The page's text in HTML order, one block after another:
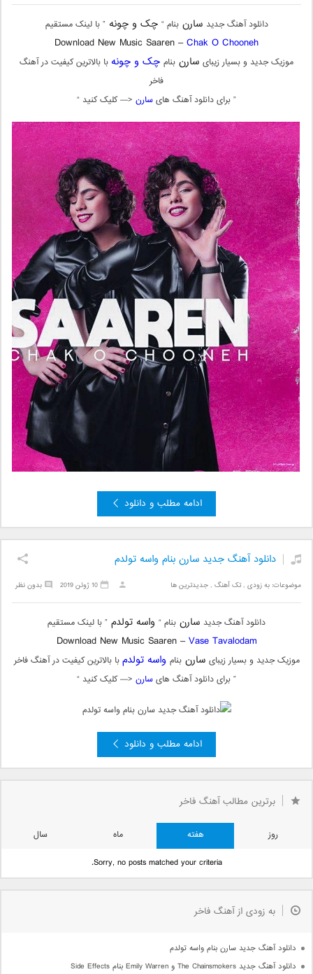
دانلود آهنگ جدید سارنبنام “ چک و چونه” با لینک مستقیم
Download New Music Saaren –Chak O Chooneh
موزیک جدید و بسیار زیبای سارن بنام چک و چونهبا بالاترین کیفیت در آهنگ
فاخر
” برای دانلود آهنگ هایسارن <— کلیک کنید “
ادامه مطلب و دانلود
دانلود آهنگ جدید سارن بنام واسه تولدم
موضوعات:به زودی ,تک آهنگ ,جدیدترین ها بدون نظر 10 ژوئن 2019
دانلود آهنگ جدید سارن بنام “ واسه تولدم ” با لینک مستقیم
Download New Music Saaren –Vase Tavalodam
موزیک جدید و بسیار زیبای سارنبنام واسه تولدمبا بالاترین کیفیت در آهنگ فاخر
” برای دانلود آهنگ هایسارن <— کلیک کنید “
ادامه مطلب و دانلود
برترین مطالب آهنگ فاخر
روز هفته ماه
سال
Sorry, no posts matched your criteria.
به زودی از آهنگ فاخر
دانلود آهنگ جدید سارن بنام واسه تولدم
دانلود آهنگ جدید The Chainsmokers و Emily Warren بنام Side Effects